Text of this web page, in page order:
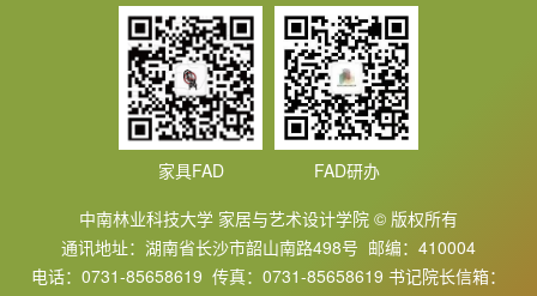
家具FAD
FAD研办
中南林业科技大学 家居与艺术设计学院 © 版权所有
通讯地址：湖南省长沙市韶山南路498号 邮编：410004
电话：0731-85658619 传真：0731-85658619 书记院长信箱：